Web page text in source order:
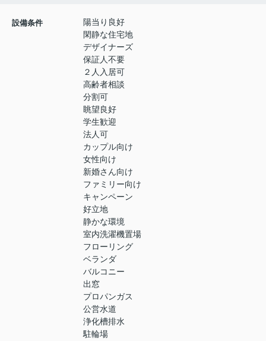
設備条件
陽当り良好
閑静な住宅地
デザイナーズ
保証人不要
２人入居可
高齢者相談
分割可
眺望良好
学生歓迎
法人可
カップル向け
女性向け
新婚さん向け
ファミリー向け
キャンペーン
好立地
静かな環境
室内洗濯機置場
フローリング
ベランダ
バルコニー
出窓
プロパンガス
公営水道
浄化槽排水
駐輪場